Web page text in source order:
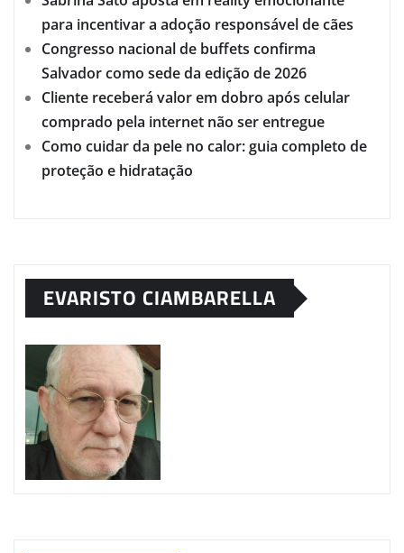
para incentivar a adoção responsável de cães
Congresso nacional de buffets confirma
Salvador como sede da edição de 2026
Cliente receberá valor em dobro após celular
comprado pela internet não ser entregue
Como cuidar da pele no calor: guia completo de
proteção e hidratação
EVARISTO CIAMBARELLA